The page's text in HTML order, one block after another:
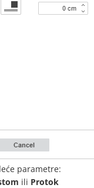
parametre:
ili Protok